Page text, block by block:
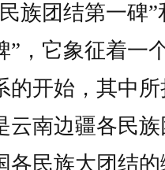
族团结第一碑”
”，它象征着一
的开始，其中
云南边疆各民
各民族大团结